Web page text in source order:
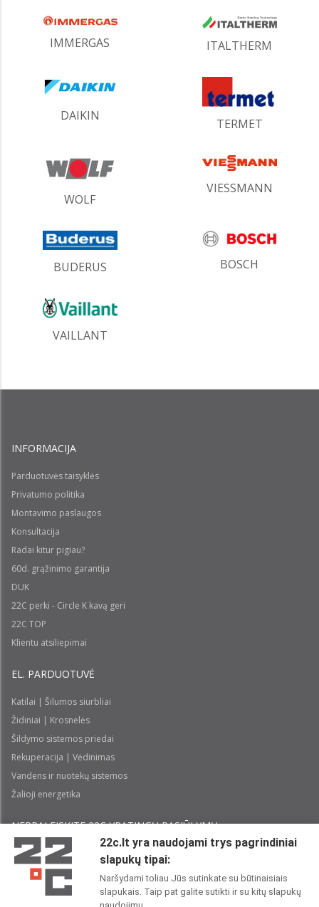
IMMERGAS ITALTHERM
DAIKIN
TERMET
WOLF
VIESSMANN
BUDERUS BOSCH
VAILLANT
INFORMACIJA
Parduotuvės taisyklės
Privatumo politika
Montavimo paslaugos
Konsultacija
Radai kitur pigiau?
60d. grąžinimo garantija
DUK
22C perki - Circle K kavą geri
22C TOP
Klientu atsiliepimai
EL. PARDUOTUVĖ
Katilai | Šilumos siurbliai
Židiniai | Krosnelės
Šildymo sistemos priedai
Rekuperacija | Vėdinimas
Vandens ir nuotekų sistemos
Žalioji energetika
NEPRALEISKITE 22С YPATINGŲ PASIŪLYMŲ:
Perskaičiau ir sutinku su 22CPrivatumo politika
22c.lt yra naudojami trys pagrindiniai
slapukų tipai:
Naršydami toliau Jūs sutinkate su būtinaisiais
slapukais. Taip pat galite sutikti ir su kitų slapukų